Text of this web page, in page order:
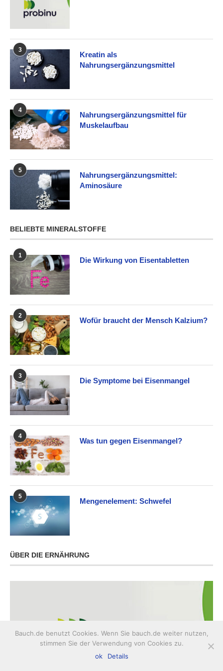
3
Kreatin als
Nahrungsergänzungsmittel
4
Nahrungsergänzungsmittel für
Muskelaufbau
5
Nahrungsergänzungsmittel:
Aminosäure
BELIEBTE MINERALSTOFFE
1
Die Wirkung von Eisentabletten
2
Wofür braucht der Mensch Kalzium?
3
Die Symptome bei Eisenmangel
4
Was tun gegen Eisenmangel?
5
Mengenelement: Schwefel
ÜBER DIE ERNÄHRUNG
Bauch.de benutzt Cookies. Wenn Sie bauch.de weiter nutzen,
stimmen Sie der Verwendung von Cookies zu.
ok
Details